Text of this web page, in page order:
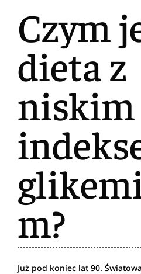
Czym
dieta z
niskim
m?
Już pod koniec lat 90.